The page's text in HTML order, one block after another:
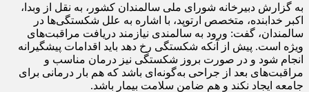
به گزارش دبیرخانه شورای ملی سالمندان کشور، به نقل از وبدا،
اکبر خدابنده، متخصص ارتوپد، با اشاره به علل شکستگی‌ها در
سالمندان، گفت: ورود به سالمندی نیازمند دریافت مراقبت‌های
ویژه است. پیش از آنکه شکستگی رخ دهد باید اقدامات پیشگیرانه
انجام شود و در صورت بروز شکستگی نیز درمان مناسب و
مراقبت‌های بعد از جراحی به‌گونه‌ای باشد که هم بار درمانی برای
جامعه ایجاد نکند و هم ضامن سلامت بیمار باشد.